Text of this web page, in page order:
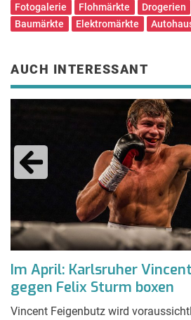
Fotogalerie
Flohmärkte Drogerien
Baumärkte
Elektromärkte
AUCH INTERESSANT
Im April: Karlsruher
gegen Felix Sturm boxen
Vincent Feigenbutz wird